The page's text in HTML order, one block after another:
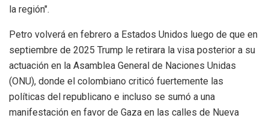
la región".
Petro volverá en febrero a Estados Unidos luego de que en
septiembre de 2025 Trump le retirara la visa posterior a su
actuación en la Asamblea General de Naciones Unidas
(ONU), donde el colombiano criticó fuertemente las
políticas del republicano e incluso se sumó a una
manifestación en favor de Gaza en las calles de Nueva